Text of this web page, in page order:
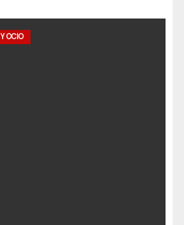
OCIO